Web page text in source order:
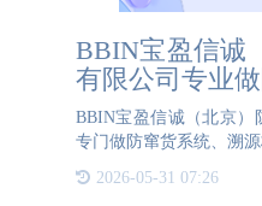
BBIN宝盈信诚
有限公司专业
BBIN宝盈信诚（北京）
专门做防窜货系统、溯
BBIN宝盈信诚（北京）
2026-05-31 07:26